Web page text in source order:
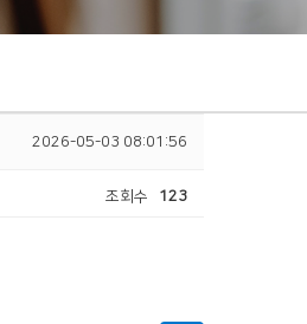
2026-05-03 08:01:56
조회수 123